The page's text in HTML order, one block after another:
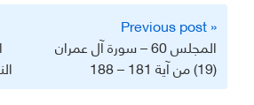
تصفّح
المقالات
« Previous post
المجلس 60 – سورة آل عمران
(19) من آية 181 – 188